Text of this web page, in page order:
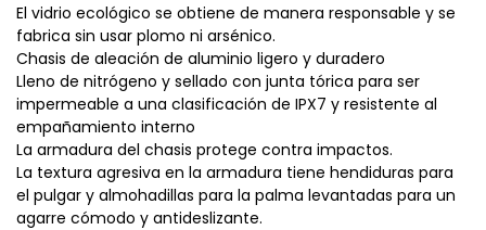
El vidrio ecológico se obtiene de manera responsable y se
fabrica sin usar plomo ni arsénico.
Chasis de aleación de aluminio ligero y duradero
Lleno de nitrógeno y sellado con junta tórica para ser
impermeable a una clasificación de IPX7 y resistente al
empañamiento interno
La armadura del chasis protege contra impactos.
La textura agresiva en la armadura tiene hendiduras para
el pulgar y almohadillas para la palma levantadas para un
agarre cómodo y antideslizante.